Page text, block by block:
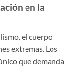
en la
el cuerpo
extremas. Los
que demanda